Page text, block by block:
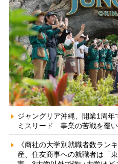
ジャングリア沖縄、開業1周
ミスリード 事業の苦戦を覆
《商社の大学別就職者数ラン
産、住友商事への就職者は「